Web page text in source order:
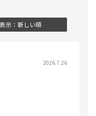
表示：新しい順
2026.7.26